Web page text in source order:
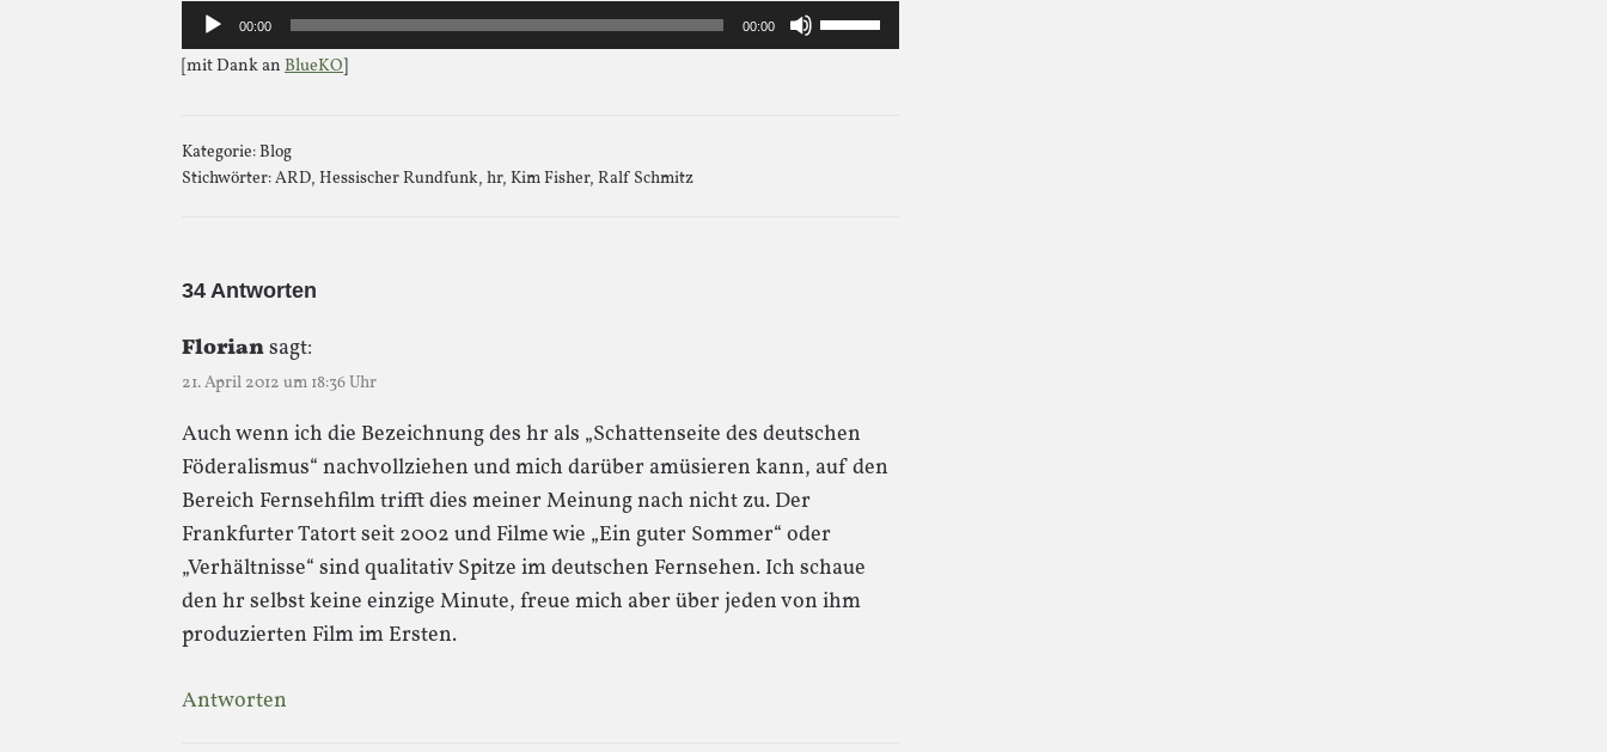
Audio-
Player
00:00 00:00
Pfeiltasten
Hoch/Runter
[mit Dank an BlueKO]
Kategorie:Blog
Stichwörter:ARD, Hessischer Rundfunk, hr, Kim Fisher, Ralf Schmitz
34 Antworten
Floriansagt:
21. April 2012 um 18:36 Uhr
Auch wenn ich die Bezeichnung des hr als „Schattenseite des deutschen
Föderalismus“ nachvollziehen und mich darüber amüsieren kann, auf den
Bereich Fernsehfilm trifft dies meiner Meinung nach nicht zu. Der
Frankfurter Tatort seit 2002 und Filme wie „Ein guter Sommer“ oder
„Verhältnisse“ sind qualitativ Spitze im deutschen Fernsehen. Ich schaue
den hr selbst keine einzige Minute, freue mich aber über jeden von ihm
produzierten Film im Ersten.
Antworten